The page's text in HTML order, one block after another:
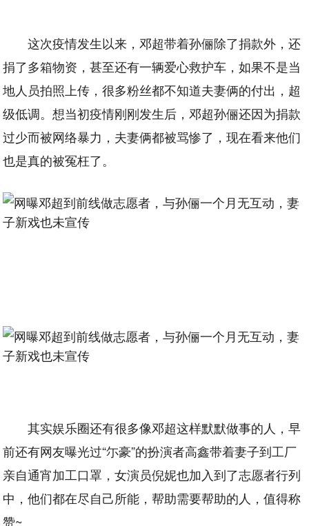
这次疫情发生以来，邓超带着孙俪除了捐款外，还
捐了多箱物资，甚至还有一辆爱心救护车，如果不是当
地人员拍照上传，很多粉丝都不知道夫妻俩的付出，超
级低调。想当初疫情刚刚发生后，邓超孙俪还因为捐款
过少而被网络暴力，夫妻俩都被骂惨了，现在看来他们
也是真的被冤枉了。
其实娱乐圈还有很多像邓超这样默默做事的人，早
前还有网友曝光过“尓豪”的扮演者高鑫带着妻子到工厂
亲自通宵加工口罩，女演员倪妮也加入到了志愿者行列
中，他们都在尽自己所能，帮助需要帮助的人，值得称
赞~